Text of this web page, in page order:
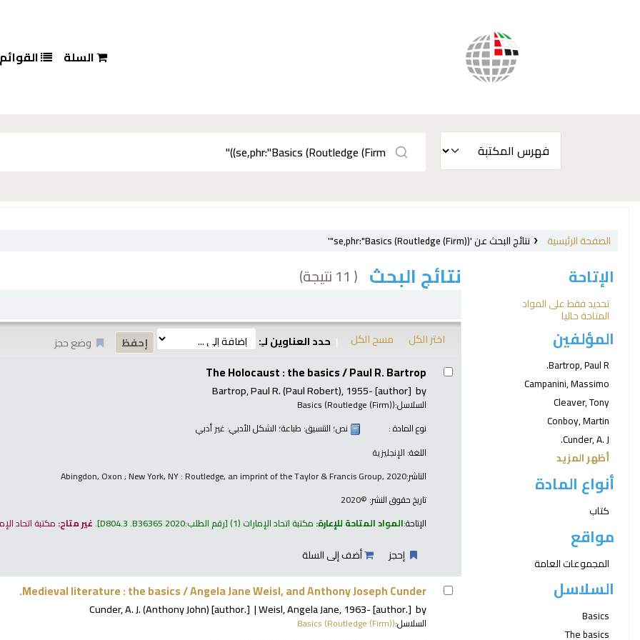
السلة القوائم
الصفحة الرئيسية نتائج البحث عن 'se,phr:"Basics (Routledge (Firm))"'
الإتاحة
تحديد فقط على المواد
المتاحة حاليا
المؤلفين
Bartrop, Paul R.
Campanini, Massimo
Cleaver, Tony
Conboy, Martin
Cunder, A. J.
أظهر المزيد
أنواع المادة
كتاب
مواقع
المجموعات العامة
السلاسل
Basics
The basics
نتائج البحث ( 11 نتيجة)
اختر الكل مسح الكل حدد العناوين لـِ: وضع حجز
نتائج The Holocaust : the basics /Paul R. Bartrop
by
Bartrop, Paul R. (Paul Robert), 1955-[author]
السلاسل:Basics (Routledge (Firm))
نوع المادة :
نص؛ التنسيق: طباعة؛ الشكل الأدبي: غير أدبي
اللغة: الإنجليزية
الناشر:Abingdon, Oxon ; New York, NY : Routledge, an imprint of the Taylor & Francis Group, 2020
تاريخ حقوق النشر: ©2020
الإتاحة:المواد المتاحة للإعارة: مكتبة اتحاد الإمارات (1) رقم الطلب:D804.3 .B36365 2020
.غير متاح: مكتبة اتحاد
إحجز أضف إلى السلة
Medieval literature : the basics /Angela Jane Weisl, and Anthony Joseph Cunder.
by
Weisl, Angela Jane, 1963-[author.]
Cunder, A. J. (Anthony John)[author.]
السلاسل:Basics (Routledge (Firm))